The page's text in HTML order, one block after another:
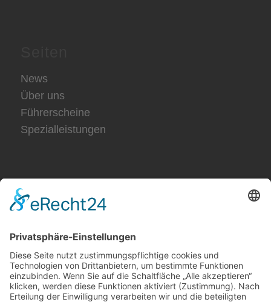
News
Über uns
Führerscheine
Spezialleistungen
Impressum
Datenschutz